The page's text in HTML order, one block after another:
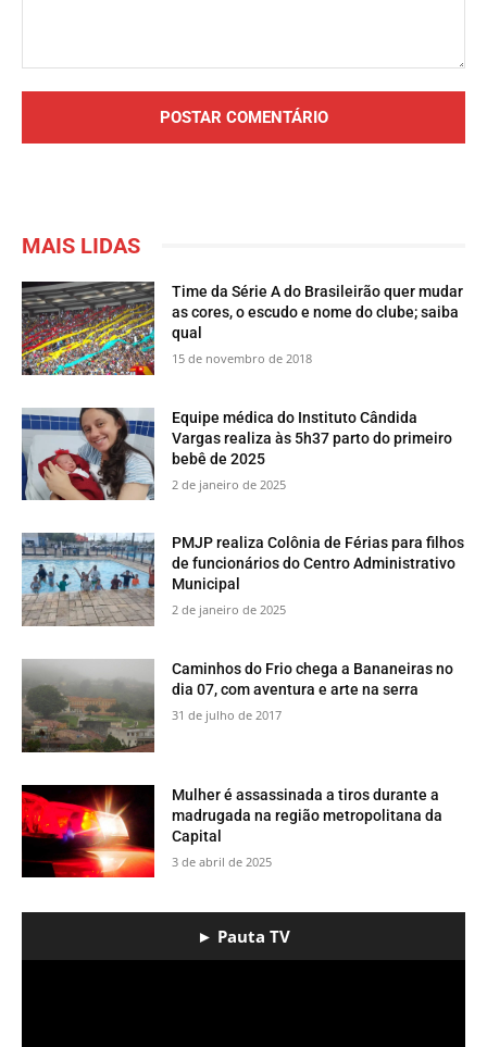
MAIS LIDAS
Time da Série A do Brasileirão quer mudar
as cores, o escudo e nome do clube; saiba
qual
15 de novembro de 2018
Equipe médica do Instituto Cândida
Vargas realiza às 5h37 parto do primeiro
bebê de 2025
2 de janeiro de 2025
PMJP realiza Colônia de Férias para filhos
de funcionários do Centro Administrativo
Municipal
2 de janeiro de 2025
​Caminhos do Frio chega a Bananeiras no
dia 07, com aventura e arte na serra
31 de julho de 2017
Mulher é assassinada a tiros durante a
madrugada na região metropolitana da
Capital
3 de abril de 2025
► Pauta TV